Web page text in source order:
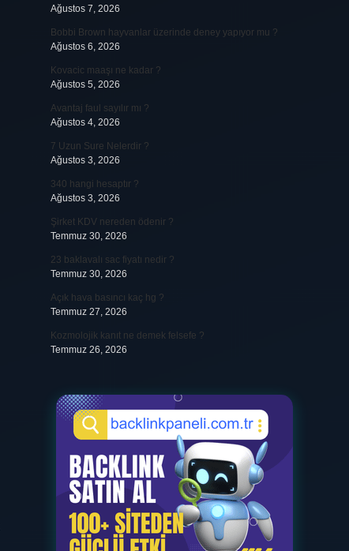
Ağustos 7, 2026
Bobbi Brown hayvanlar üzerinde deney yapıyor mu ?
Ağustos 6, 2026
Kovacic maaşı ne kadar ?
Ağustos 5, 2026
Avantaj faul sayılır mı ?
Ağustos 4, 2026
7 Uzun Sure Nelerdir ?
Ağustos 3, 2026
340 hangi hesaptır ?
Ağustos 3, 2026
Şirket KDV nereden ödenir ?
Temmuz 30, 2026
23 baklavalı sac fiyatı nedir ?
Temmuz 30, 2026
Açık hava basıncı kaç hg ?
Temmuz 27, 2026
Kozmolojik kanıt ne demek felsefe ?
Temmuz 26, 2026